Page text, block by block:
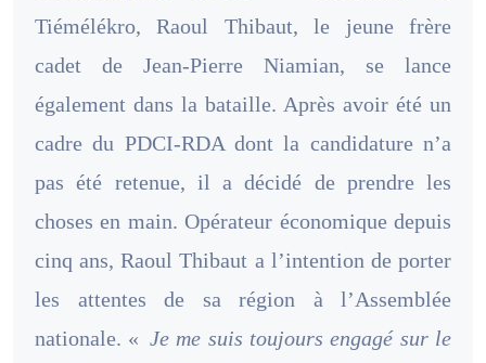
Tiémélékro, Raoul Thibaut, le jeune frère
cadet de Jean-Pierre Niamian, se lance
également dans la bataille. Après avoir été un
cadre du PDCI-RDA dont la candidature n’a
pas été retenue, il a décidé de prendre les
choses en main. Opérateur économique depuis
cinq ans, Raoul Thibaut a l’intention de porter
les attentes de sa région à l’Assemblée
nationale. « Je me suis toujours engagé sur le